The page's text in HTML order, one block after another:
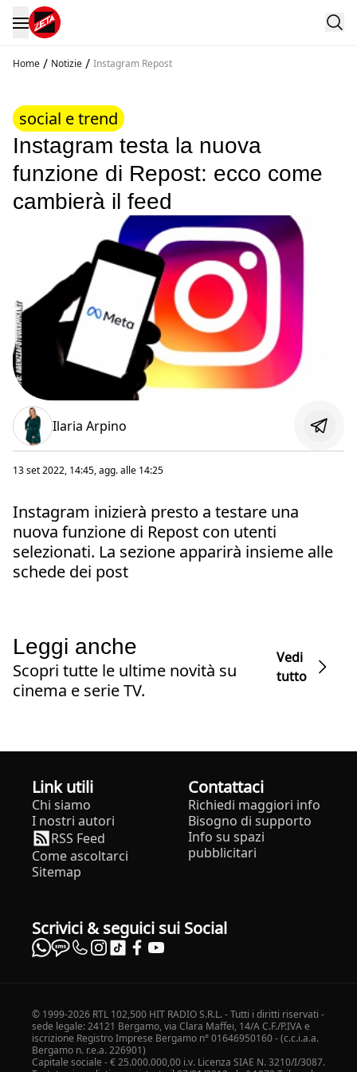
Home / Notizie / Instagram Repost
social e trend
Instagram testa la nuova
funzione di Repost: ecco come
cambierà il feed
Ilaria Arpino
13 set 2022, 14:45, agg. alle 14:25
Instagram inizierà presto a testare una
nuova funzione di Repost con utenti
selezionati. La sezione apparirà insieme alle
schede dei post
Leggi anche
Scopri tutte le ultime novità su
cinema e serie TV.
Vedi
tutto
Link utili
Chi siamo
I nostri autori
RSS Feed
Come ascoltarci
Sitemap
Contattaci
Richiedi maggiori info
Bisogno di supporto
Info su spazi
pubblicitari
Scrivici & seguici sui Social
© 1999-2026 RTL 102,500 HIT RADIO S.R.L. - Tutti i diritti riservati -
sede legale: 24121 Bergamo, via Clara Maffei, 14/A C.F./P.IVA e
iscrizione Registro Imprese Bergamo n° 01646950160 - (c.c.i.a.a.
Bergamo n. r.e.a. 226901)
Capitale sociale - € 25.000.000,00 i.v. Licenza SIAE N. 3210/I/3087.